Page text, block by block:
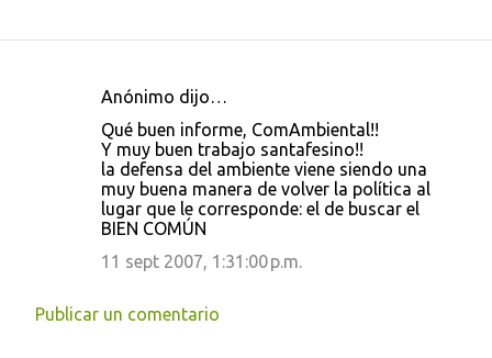
r
Anónimo dijo…
Qué buen informe, ComAmbiental!!
Y muy buen trabajo santafesino!!
la defensa del ambiente viene siendo una
muy buena manera de volver la política al
lugar que le corresponde: el de buscar el
BIEN COMÚN
11 sept 2007, 1:31:00 p.m.
Publicar un comentario